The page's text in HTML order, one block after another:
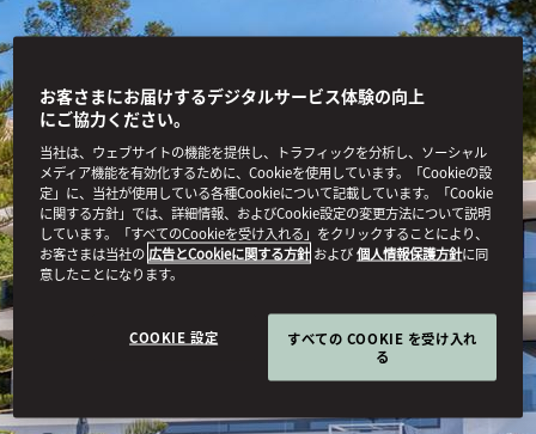
ト
お客さまにお届けするデジタルサービス体験の向上
にご協力ください。
当社は、ウェブサイトの機能を提供し、トラフィックを分析し、ソーシャル
メディア機能を有効化するために、Cookieを使用しています。「Cookieの設
定」に、当社が使用している各種Cookieについて記載しています。「Cookie
に関する方針」では、詳細情報、およびCookie設定の変更方法について説明
しています。「すべてのCookieを受け入れる」をクリックすることにより、
お客さまは当社の 広告とCookieに関する方針 および個人情報保護方針に同
意したことになります。
COOKIE 設定
すべての COOKIE を受け入れ
る